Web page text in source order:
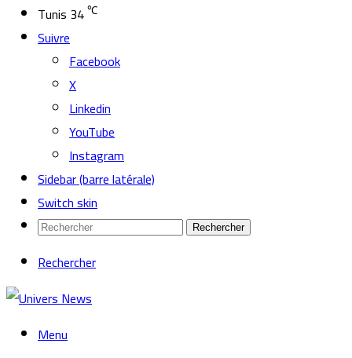
Tunis 34℃
Suivre
Facebook
X
Linkedin
YouTube
Instagram
Sidebar (barre latérale)
Switch skin
Rechercher
Rechercher
Menu